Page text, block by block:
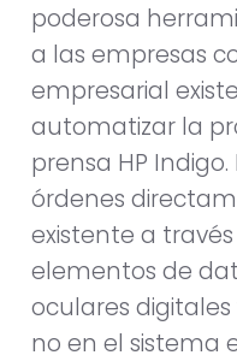
poderosa
a las empresas
empresarial
automatizar la
prensa HP
órdenes
existente a través
elementos de
oculares
no en el sistema